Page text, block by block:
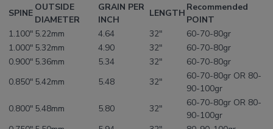
SPINE
OUTSIDE
DIAMETER
GRAIN PER
INCH
LENGTH
Recommended
POINT
1.100" 5.22mm 4.64 32"
60-70-80gr
1.000" 5.32mm 4.90 32"
60-70-80gr
0.900" 5.36mm 5.34 32"
60-70-80gr
0.850" 5.42mm 5.48 32"
60-70-80gr OR 80-
90-100gr
0.800" 5.48mm 5.80 32"
60-70-80gr OR 80-
90-100gr